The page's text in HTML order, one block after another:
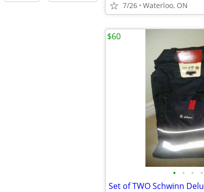
7/26 Waterloo, ON
• • • •
$60